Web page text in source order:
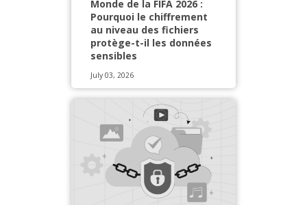
Monde de la FIFA 2026 :
Pourquoi le chiffrement
au niveau des fichiers
protège-t-il les données
sensibles
July 03, 2026